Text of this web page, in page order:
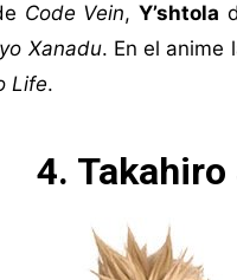
Code Vein, Y’shtola
Xanadu. En el anime
Life.
4. Takahiro